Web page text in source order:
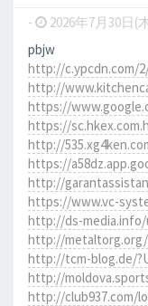
- 2026年7月30日(
pbjw
http://c.ypcdn.com/
http://
https://
https://
http://
https://
http://
https://www.vc-
http://ds-
http://
http://tcm-blog.de/
http://
http://club937.com/